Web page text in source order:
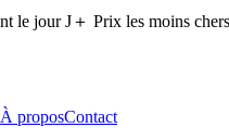
le jour J＋ Prix les moins chers
À proposContact